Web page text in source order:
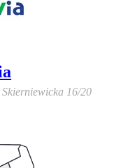
Skierniewicka 16/20